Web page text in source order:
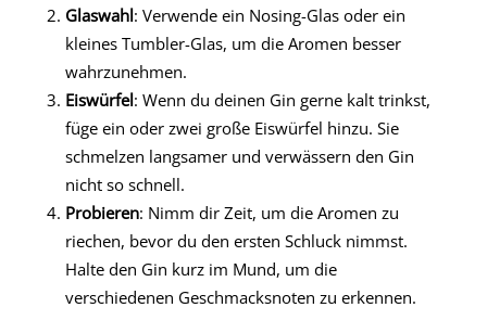
Glaswahl: Verwende ein Nosing-Glas oder ein
kleines Tumbler-Glas, um die Aromen besser
wahrzunehmen.
Eiswürfel: Wenn du deinen Gin gerne kalt trinkst,
füge ein oder zwei große Eiswürfel hinzu. Sie
schmelzen langsamer und verwässern den Gin
nicht so schnell.
Probieren: Nimm dir Zeit, um die Aromen zu
riechen, bevor du den ersten Schluck nimmst.
Halte den Gin kurz im Mund, um die
verschiedenen Geschmacksnoten zu erkennen.